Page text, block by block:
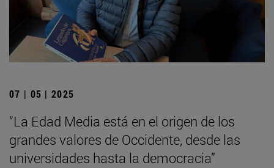
07 | 05 | 2025
“La Edad Media está en el origen de los
grandes valores de Occidente, desde las
universidades hasta la democracia”